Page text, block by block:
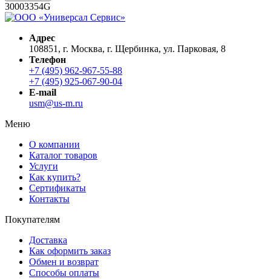
30003354G
Адрес
108851, г. Москва, г. Щербинка, ул. Парковая, 8
Телефон
+7 (495) 962-967-55-88
+7 (495) 925-067-90-04
E-mail
usm@us-m.ru
Меню
О компании
Каталог товаров
Услуги
Как купить?
Сертификаты
Контакты
Покупателям
Доставка
Как оформить заказ
Обмен и возврат
Способы оплаты